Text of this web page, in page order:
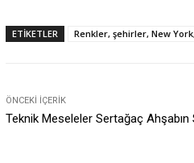
ETIKETLER Renkler, şehirler, New
ÖNCEKI İÇERIK
Teknik Meseleler Sertağaç Ahşabın